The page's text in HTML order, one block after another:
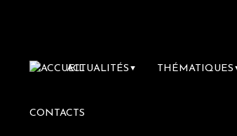
ACTUALITÉS ▼ THÉMATIQUES
CONTACTS